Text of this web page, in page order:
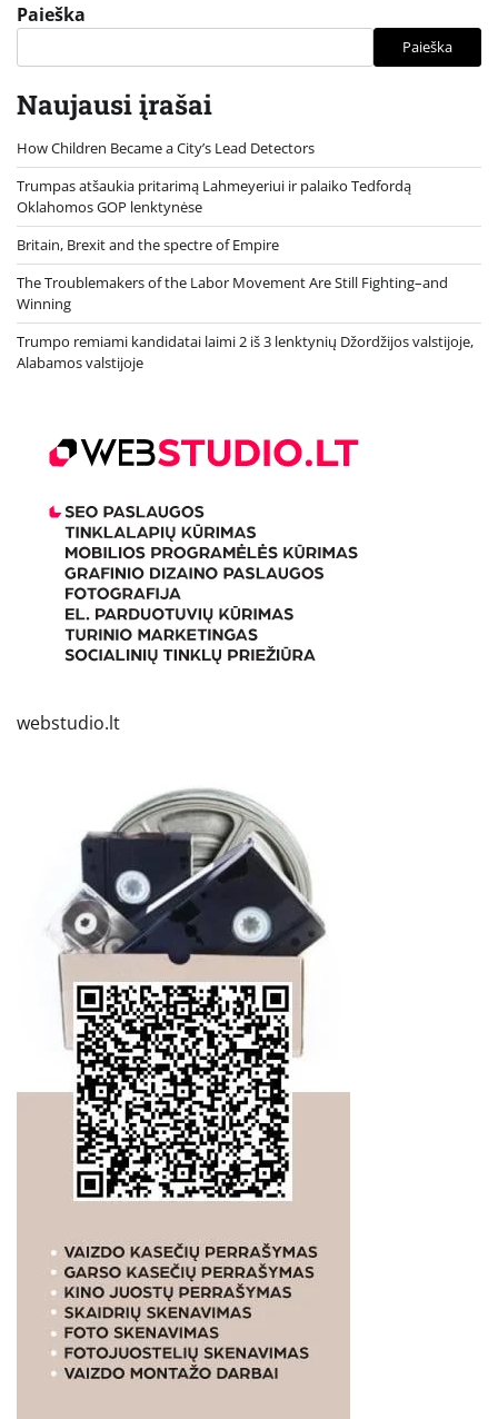
Paieška
Paieška
Naujausi įrašai
How Children Became a City’s Lead Detectors
Trumpas atšaukia pritarimą Lahmeyeriui ir palaiko Tedfordą
Oklahomos GOP lenktynėse
Britain, Brexit and the spectre of Empire
The Troublemakers of the Labor Movement Are Still Fighting–and
Winning
Trumpo remiami kandidatai laimi 2 iš 3 lenktynių Džordžijos valstijoje,
Alabamos valstijoje
webstudio.lt